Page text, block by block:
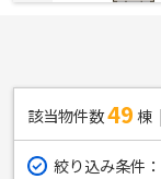
該当物件数49棟
絞り込み条件：